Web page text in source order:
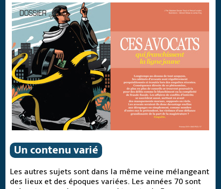
Un contenu varié
Les autres sujets sont dans la même veine mélangeant
des lieux et des époques variées. Les années 70 sont